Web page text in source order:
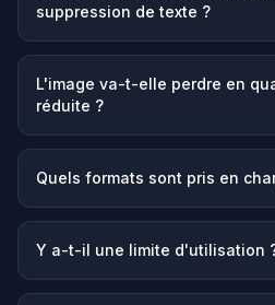
suppression de texte ?
L'image va-t-elle perdre en
réduite ?
Quels formats sont pris en
Y a-t-il une limite d'utilisation